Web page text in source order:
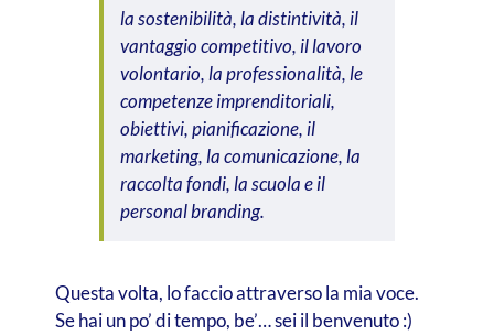
la sostenibilità, la distintività, il
vantaggio competitivo, il lavoro
volontario, la professionalità, le
competenze imprenditoriali,
obiettivi, pianificazione, il
marketing, la comunicazione, la
raccolta fondi, la scuola e il
personal branding.
Questa volta, lo faccio attraverso la mia voce.
Se hai un po’ di tempo, be’… sei il benvenuto :)